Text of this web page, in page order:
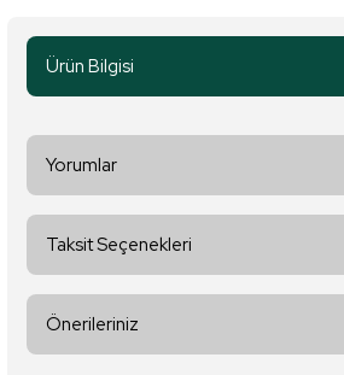
Ürün Bilgisi
Yorumlar
Taksit Seçenekleri
Önerileriniz